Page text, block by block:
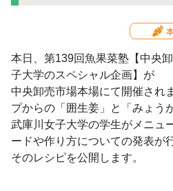
本日、第139回魚果菜塾【中央
子大学のスペシャル企画】が
中央卸売市場本場にて開催され
プからの「囲生姜」と「みょう
武庫川女子大学の学生がメニュ
ードや作り方についての発表が
そのレシピを公開します。